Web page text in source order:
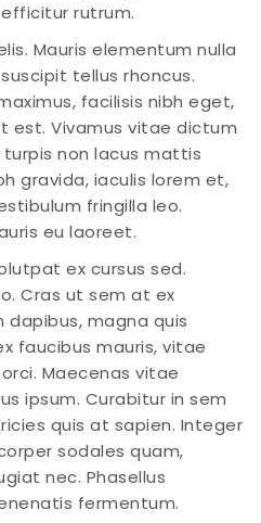
rutrum.
Mauris elementum nulla
tellus rhoncus.
facilisis nibh eget,
est. Vivamus vitae dictum
non lacus mattis
gravida, iaculis lorem et,
fringilla leo.
eu laoreet.
ex cursus sed.
Cras ut sem at ex
dapibus, magna quis
faucibus mauris, vitae
Maecenas vitae
ipsum. Curabitur in sem
quis at sapien. Integer
sodales quam,
nec. Phasellus
fermentum.